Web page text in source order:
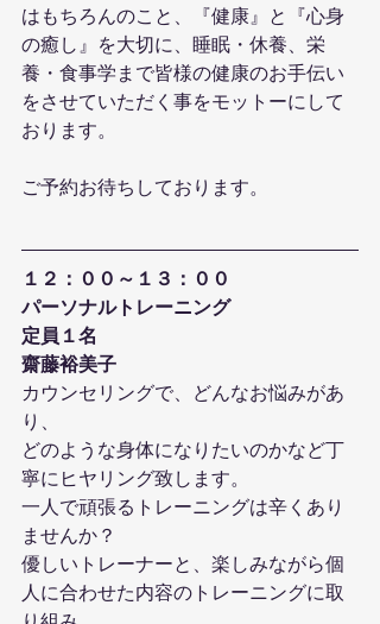
はもちろんのこと、『健康』と『心身
の癒し』を大切に、睡眠・休養、栄
養・食事学まで皆様の健康のお手伝い
をさせていただく事をモットーにして
おります。
ご予約お待ちしております。
１２：００～１３：００
パーソナルトレーニング
定員１名
齋藤裕美子
カウンセリングで、どんなお悩みがあ
り、
どのような身体になりたいのかなど丁
寧にヒヤリング致します。
一人で頑張るトレーニングは辛くあり
ませんか？
優しいトレーナーと、楽しみながら個
人に合わせた内容のトレーニングに取